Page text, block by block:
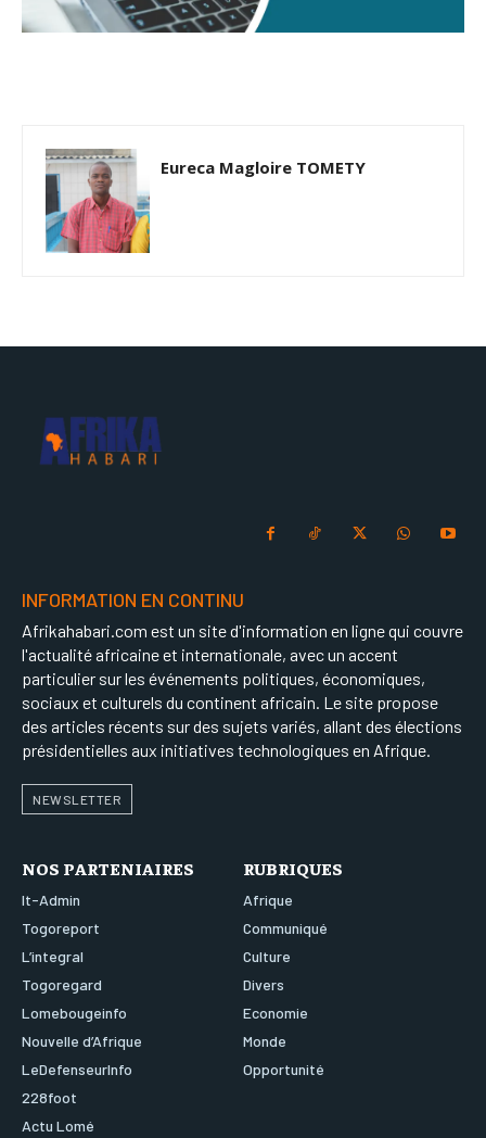
Eureca Magloire TOMETY
INFORMATION EN CONTINU
Afrikahabari.com est un site d'information en ligne qui couvre
l'actualité africaine et internationale, avec un accent
particulier sur les événements politiques, économiques,
sociaux et culturels du continent africain. Le site propose
des articles récents sur des sujets variés, allant des élections
présidentielles aux initiatives technologiques en Afrique.
NEWSLETTER
NOS PARTENIAIRES
It-Admin
Togoreport
L’integral
Togoregard
Lomebougeinfo
Nouvelle d’Afrique
LeDefenseurInfo
228foot
Actu Lomé
RUBRIQUES
Afrique
Communiqué
Culture
Divers
Economie
Monde
Opportunité